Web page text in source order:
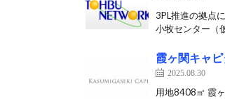
3PL推進の拠点
小牧センター（
霞ヶ関キャ
2025.08.30
用地8408㎡ 霞